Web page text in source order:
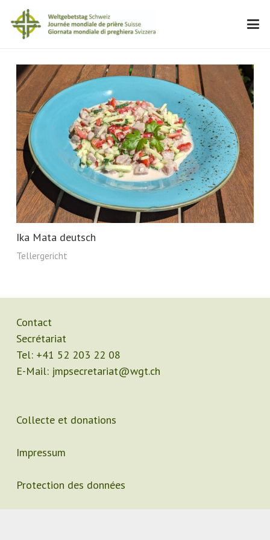
Ika Mata deutsch
Tellergericht
Contact
Secrétariat
Tel: +41 52 203 22 08
E-Mail: jmpsecretariat@wgt.ch
Collecte et donations
Impressum
Protection des données